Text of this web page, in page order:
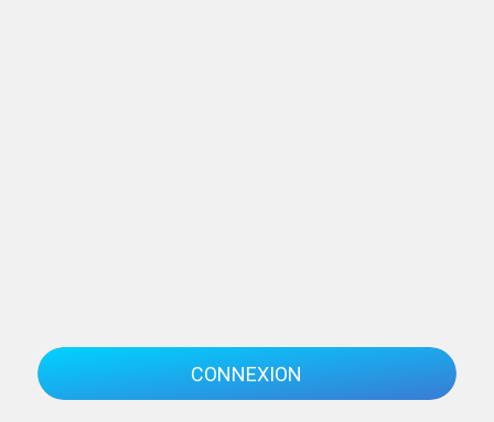
CONNEXION